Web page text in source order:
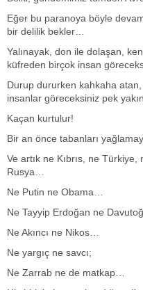
Eğer bu paranoya böyle
bir delilik bekler…
Yalınayak, don ile dolaşan,
küfreden birçok insan
Durup dururken kahkaha atan,
insanlar göreceksiniz pek
Kaçan kurtulur!
Bir an önce tabanları
Ve artık ne Kıbrıs, ne
Rusya…
Ne Putin ne Obama…
Ne Tayyip Erdoğan ne
Ne Akıncı ne Nikos…
Ne yargıç ne savcı;
Ne Zarrab ne de matkap…